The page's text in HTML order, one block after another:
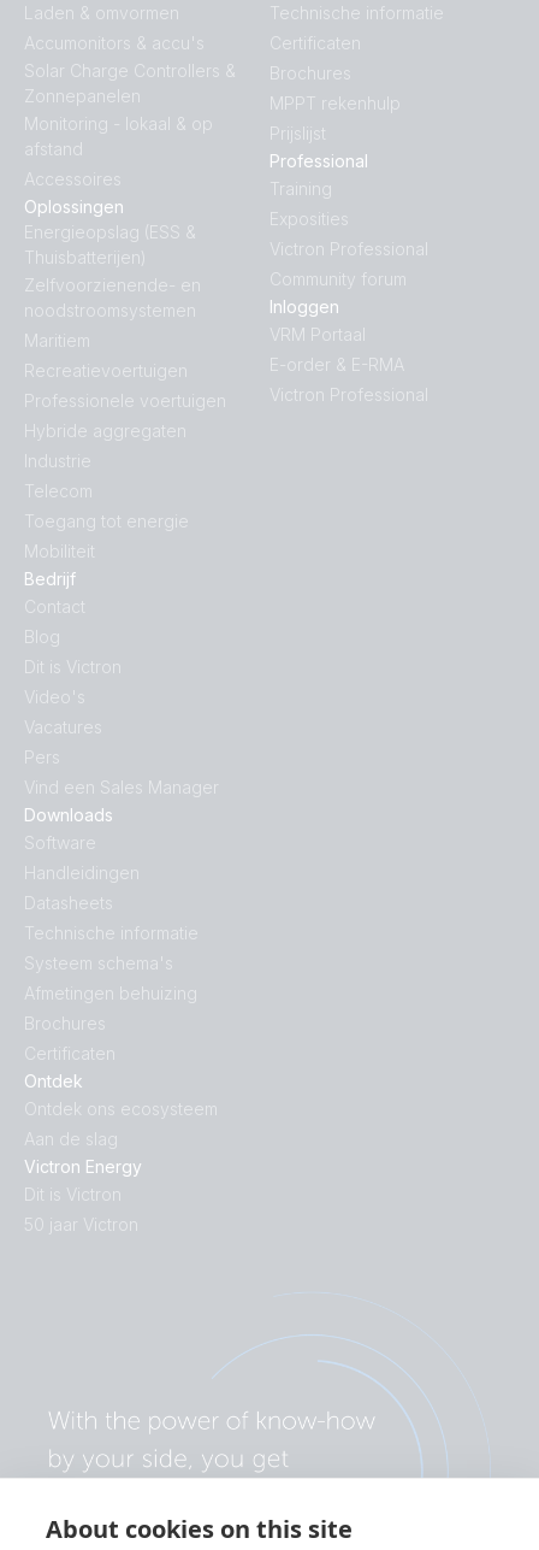
About cookies on this site
Laden & omvormen
Accumonitors & accu's
Solar Charge Controllers &
Zonnepanelen
Monitoring - lokaal & op
afstand
Accessoires
Ontdek
Ontdek ons ecosysteem
Aan de slag
Victron Energy
Dit is Victron
50 jaar Victron
Downloads
Software
Handleidingen
Datasheets
Technische informatie
Systeem schema's
Afmetingen behuizing
Brochures
Certificaten
Oplossingen
Energieopslag (ESS &
Thuisbatterijen)
Zelfvoorzienende- en
noodstroomsystemen
Maritiem
Recreatievoertuigen
Professionele voertuigen
Hybride aggregaten
Industrie
Telecom
Toegang tot energie
Mobiliteit
Bedrijf
Contact
Blog
Dit is Victron
Video's
Vacatures
Pers
Vind een Sales Manager
Technische informatie
Certificaten
Brochures
MPPT rekenhulp
Prijslijst
Professional
Training
Exposities
Victron Professional
Community forum
Inloggen
VRM Portaal
E-order & E-RMA
Victron Professional